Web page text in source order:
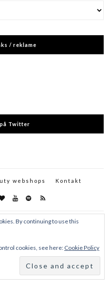
/ reklame
Twitter
webshops Kontakt
By continuing to use this
cookies, see here: Cookie Policy